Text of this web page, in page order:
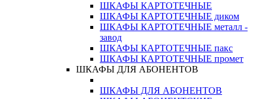
ШКАФЫ КАРТОТЕЧНЫЕ
ШКАФЫ КАРТОТЕЧНЫЕ диком
ШКАФЫ КАРТОТЕЧНЫЕ металл -
завод
ШКАФЫ КАРТОТЕЧНЫЕ пакс
ШКАФЫ КАРТОТЕЧНЫЕ промет
ШКАФЫ ДЛЯ АБОНЕНТОВ
ШКАФЫ ДЛЯ АБОНЕНТОВ